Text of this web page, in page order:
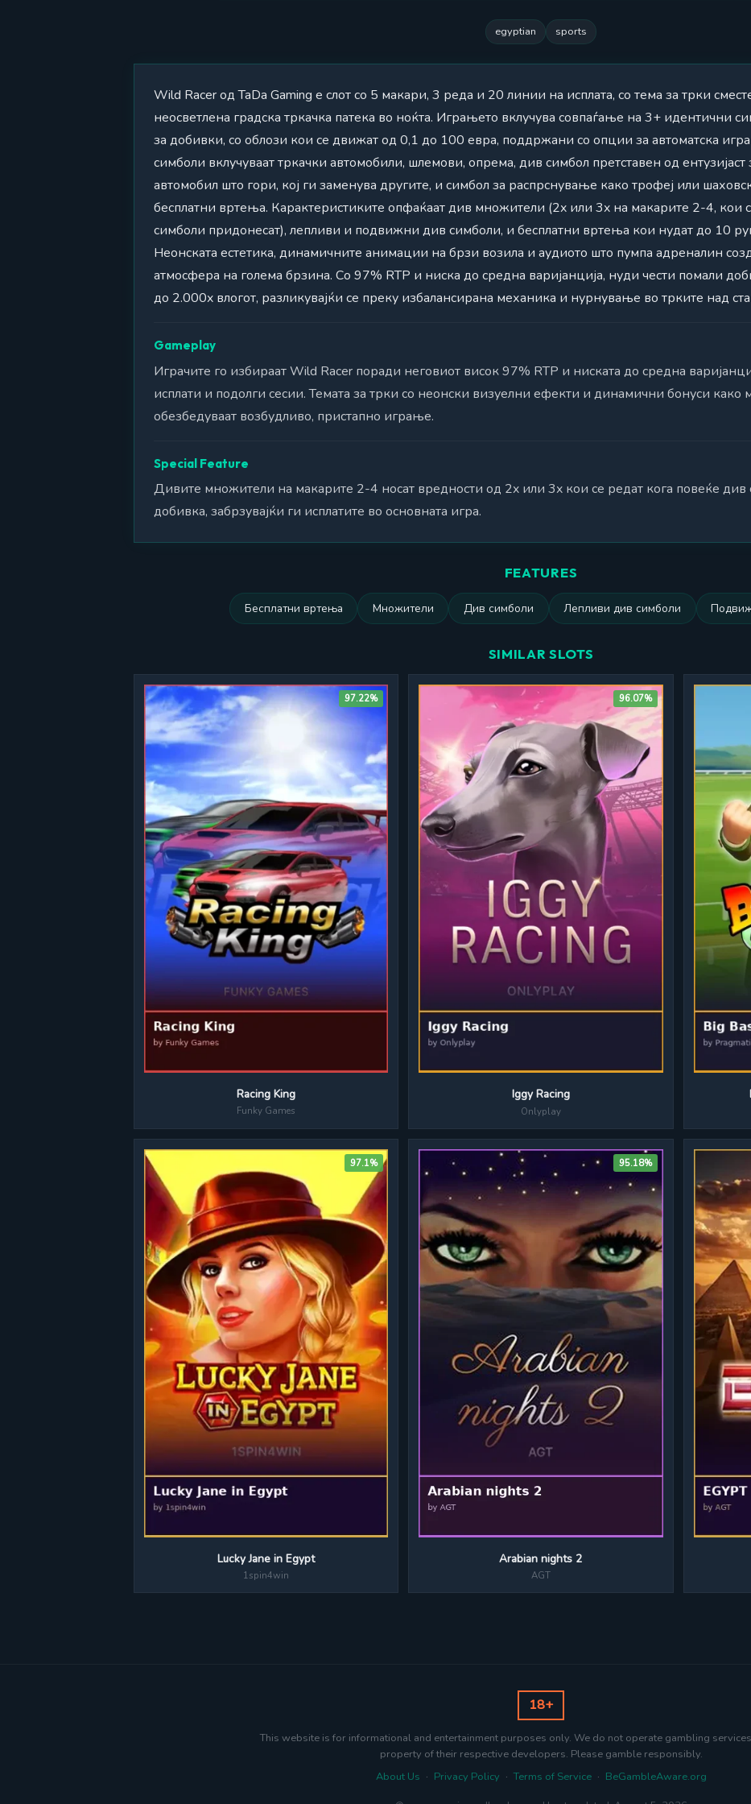
egyptian sports
Wild Racer од TaDa Gaming е слот со 5 макари, 3 реда и 20 линии на исплата, со тема за трки
неосветлена градска тркачка патека во ноќта. Играњето вклучува совпаѓање на 3+ идентични
за добивки, со облози кои се движат од 0,1 до 100 евра, поддржани со опции за автоматска
симболи вклучуваат тркачки автомобили, шлемови, опрема, див симбол претставен од ентузијаст
автомобил што гори, кој ги заменува другите, и симбол за распрснување како трофеј или
бесплатни вртења. Карактеристиките опфаќаат див множители (2x или 3x на макарите 2-4, кои
симболи придонесат), лепливи и подвижни див симболи, и бесплатни вртења кои нудат до 10
Неонската естетика, динамичните анимации на брзи возила и аудиото што пумпа адреналин
атмосфера на голема брзина. Со 97% RTP и ниска до средна варијанција, нуди чести помали
до 2.000x влогот, разликувајќи се преку избалансирана механика и нурнување во трките над
Gameplay
Играчите го избираат Wild Racer поради неговиот висок 97% RTP и ниската до средна
исплати и подолги сесии. Темата за трки со неонски визуелни ефекти и динамични бонуси
обезбедуваат возбудливо, пристапно играње.
Special Feature
Дивите множители на макарите 2-4 носат вредности од 2x или 3x кои се редат кога повеќе див
добивка, забрзувајќи ги исплатите во основната игра.
FEATURES
Бесплатни вртења Множители Див симболи Лепливи див симболи
SIMILAR SLOTS
97.22%
Racing King
Funky Games
96.07%
Iggy Racing
Onlyplay
97.1%
Lucky Jane in Egypt
1spin4win
95.18%
Arabian nights 2
AGT
18+
This website is for informational and entertainment purposes only. We do not operate gambling
property of their respective developers. Please gamble responsibly.
About Us · Privacy Policy · Terms of Service · BeGambleAware.org